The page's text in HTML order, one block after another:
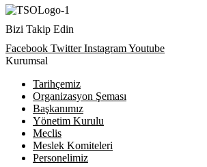
Bizi Takip Edin
Facebook Twitter InstagramYoutube
Kurumsal
Tarihçemiz
Organizasyon Şeması
Başkanımız
Yönetim Kurulu
Meclis
Meslek Komiteleri
Personelimiz